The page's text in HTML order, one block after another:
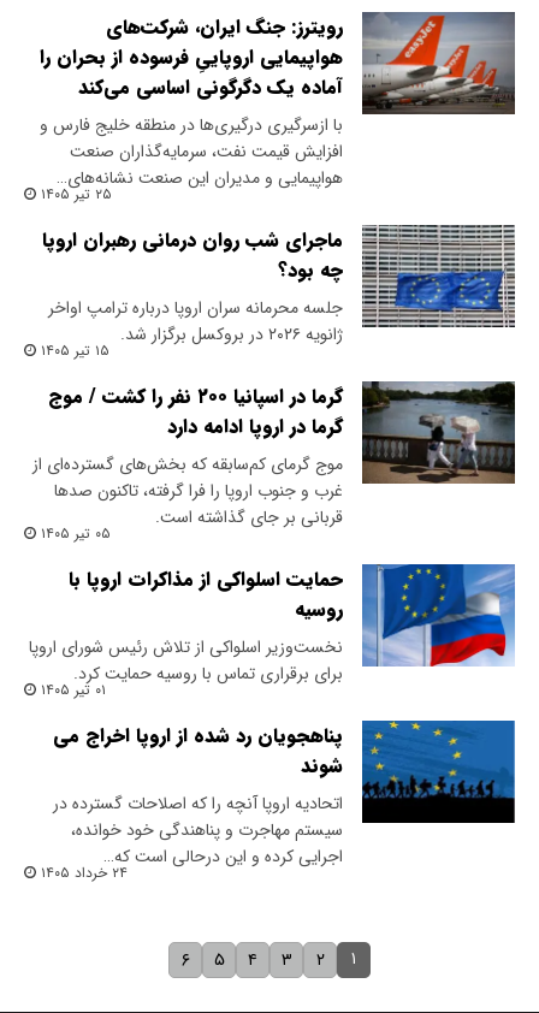
رویترز: جنگ ایران، شرکت‌های
هواپیمایی اروپاییِ فرسوده از بحران را
آماده‌ یک دگرگونی اساسی می‌کند
با ازسرگیری درگیری‌ها در منطقه خلیج فارس و
افزایش قیمت نفت، سرمایه‌گذاران صنعت
هواپیمایی و مدیران این صنعت نشانه‌های…
۲۵ تیر ۱۴۰۵
ماجرای شب روان درمانی رهبران اروپا
چه بود؟
جلسه محرمانه سران اروپا درباره ترامپ اواخر
ژانویه ۲۰۲۶ در بروکسل برگزار شد.
۱۵ تیر ۱۴۰۵
گرما در اسپانیا ۲۰۰ نفر را کشت / موج
گرما در اروپا ادامه دارد
موج گرمای کم‌سابقه که بخش‌های گسترده‌ای از
غرب و جنوب اروپا را فرا گرفته، تاکنون صدها
قربانی بر جای گذاشته است.
۰۵ تیر ۱۴۰۵
حمایت اسلواکی از مذاکرات اروپا با
روسیه
نخست‌وزیر اسلواکی از تلاش رئیس شورای اروپا
برای برقراری تماس با روسیه حمایت کرد.
۰۱ تیر ۱۴۰۵
پناهجویان رد شده از اروپا اخراج می
شوند
اتحادیه اروپا آنچه را که اصلاحات گسترده در
سیستم مهاجرت و پناهندگی خود خوانده،
اجرایی کرده و این درحالی است که…
۲۴ خرداد ۱۴۰۵
۱ ۲ ۳ ۴ ۵ ۶